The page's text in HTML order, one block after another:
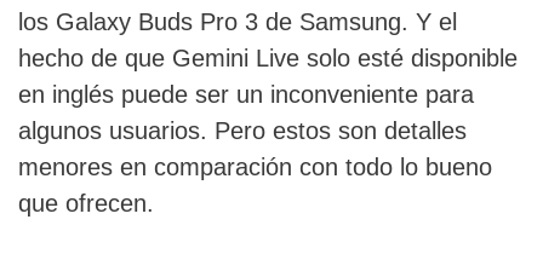
los Galaxy Buds Pro 3 de Samsung. Y el
hecho de que Gemini Live solo esté disponible
en inglés puede ser un inconveniente para
algunos usuarios. Pero estos son detalles
menores en comparación con todo lo bueno
que ofrecen.